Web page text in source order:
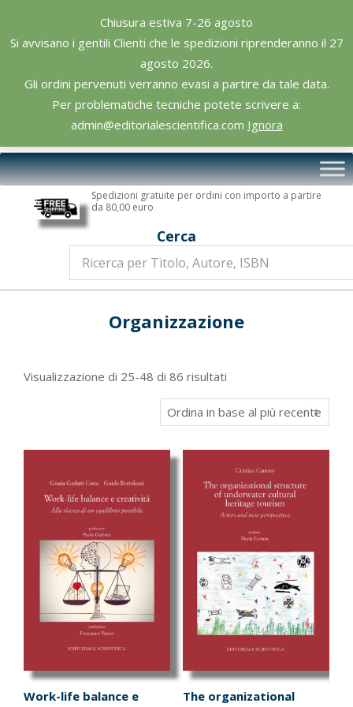
Chiusura estiva 7-26 agosto
Si avvisano i gentili Clienti che le spedizioni riprenderanno il 27
agosto 2026.
Gli ordini pervenuti verranno evasi a partire da tale data.
Per problematiche tecniche potete scrivere a:
admin@editorialescientifica.com Ignora
content
Editoriale
Scientifica
Primary
Navigation
Spedizioni gratuite per ordini con importo a partire
da 80,00 euro
Cerca
Organizzazione
Visualizzazione di 25-48 di 86 risultati
in
base
recente
Work-life balance e
The organizational